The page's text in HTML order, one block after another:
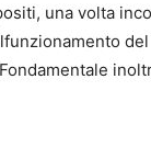
una volta